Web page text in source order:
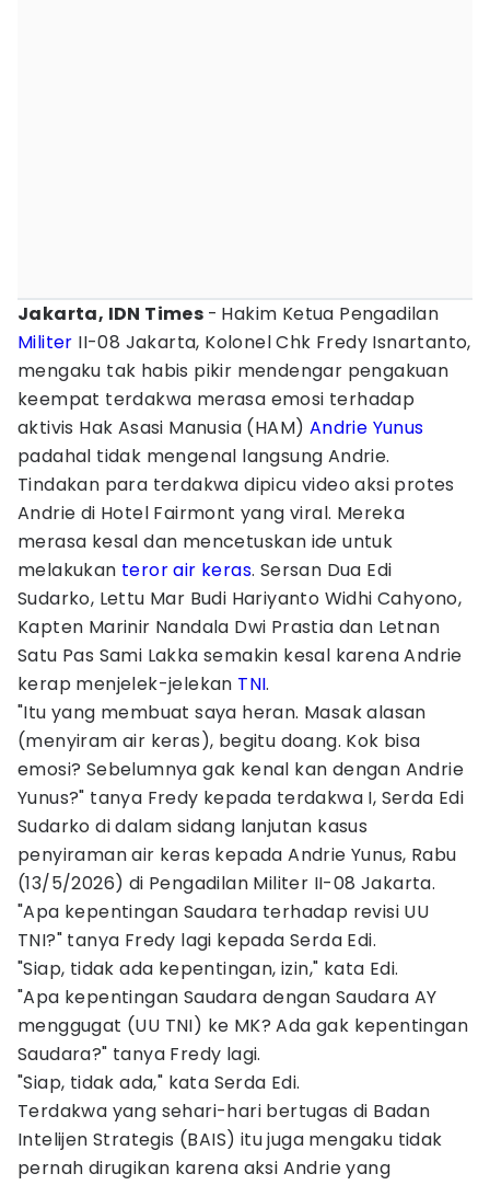
Jakarta, IDN Times - Hakim Ketua Pengadilan
Militer II-08 Jakarta, Kolonel Chk Fredy Isnartanto,
mengaku tak habis pikir mendengar pengakuan
keempat terdakwa merasa emosi terhadap
aktivis Hak Asasi Manusia (HAM) Andrie Yunus
padahal tidak mengenal langsung Andrie.
Tindakan para terdakwa dipicu video aksi protes
Andrie di Hotel Fairmont yang viral. Mereka
merasa kesal dan mencetuskan ide untuk
melakukan terorair keras. Sersan Dua Edi
Sudarko, Lettu Mar Budi Hariyanto Widhi Cahyono,
Kapten Marinir Nandala Dwi Prastia dan Letnan
Satu Pas Sami Lakka semakin kesal karena Andrie
kerap menjelek-jelekan TNI.
"Itu yang membuat saya heran. Masak alasan
(menyiram air keras), begitu doang. Kok bisa
emosi? Sebelumnya gak kenal kan dengan Andrie
Yunus?" tanya Fredy kepada terdakwa I, Serda Edi
Sudarko di dalam sidang lanjutan kasus
penyiraman air keras kepada Andrie Yunus, Rabu
(13/5/2026) di Pengadilan Militer II-08 Jakarta.
"Apa kepentingan Saudara terhadap revisi UU
TNI?" tanya Fredy lagi kepada Serda Edi.
"Siap, tidak ada kepentingan, izin," kata Edi.
"Apa kepentingan Saudara dengan Saudara AY
menggugat (UU TNI) ke MK? Ada gak kepentingan
Saudara?" tanya Fredy lagi.
"Siap, tidak ada," kata Serda Edi.
Terdakwa yang sehari-hari bertugas di Badan
Intelijen Strategis (BAIS) itu juga mengaku tidak
pernah dirugikan karena aksi Andrie yang